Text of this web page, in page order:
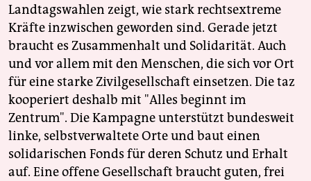
Landtagswahlen zeigt, wie stark rechtsextreme
Kräfte inzwischen geworden sind. Gerade jetzt
braucht es Zusammenhalt und Solidarität. Auch
und vor allem mit den Menschen, die sich vor Ort
für eine starke Zivilgesellschaft einsetzen. Die taz
kooperiert deshalb mit "Alles beginnt im
Zentrum". Die Kampagne unterstützt bundesweit
linke, selbstverwaltete Orte und baut einen
solidarischen Fonds für deren Schutz und Erhalt
auf. Eine offene Gesellschaft braucht guten, frei